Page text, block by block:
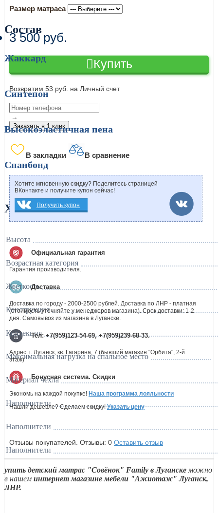
Состав
Жаккард
Синтепон
Высокоэластичная пена
Спанбонд
Характеристики
Высота
Возрастная категория
Жесткость
Конструкция
Коллекция
Максимальная нагрузка на спальное место
Материал чехла
Наполнители
Наполнители
Наполнители
Размер матраса
3 500 руб.
Купить
Возвратим 53 руб. на Личный счет
→
Заказать в 1 клик
В закладки В сравнение
Хотите мгновенную скидку? Поделитесь страницей
ВКонтакте и получите купон сейчас!
Получить купон
Официальная гарантия
Гарантия производителя.
Доставка
Доставка по городу - 2000-2500 рублей. Доставка по ЛНР - платная
(стоимость уточняйте у менеджеров магазина). Срок доставки: 1-2
дня. Самовывоз из магазина в Луганске.
Тел: +7(959)123-54-69, +7(959)239-68-33.
Адрес: г. Луганск, кв. Гагарина, 7 (бывший магазин "Орбита", 2-й
этаж)
Бонусная система. Скидки
Экономь на каждой покупке! Наша программа лояльности
Нашли дешевле? Сделаем скидку!Указать цену
Отзывы покупателей. Отзывы: 0 Оставить отзыв
упить детский матрас "Совёнок" Family в Луганске можно
в нашем интернет магазине мебели "Ажиотаж" Луганск,
ЛНР.